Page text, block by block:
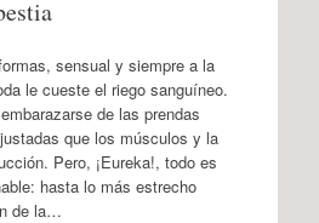
sensual y siempre a la
le cueste el riego sanguíneo.
de las prendas
que los músculos y la
Pero, ¡Eureka!, todo es
hasta lo más estrecho
de la…